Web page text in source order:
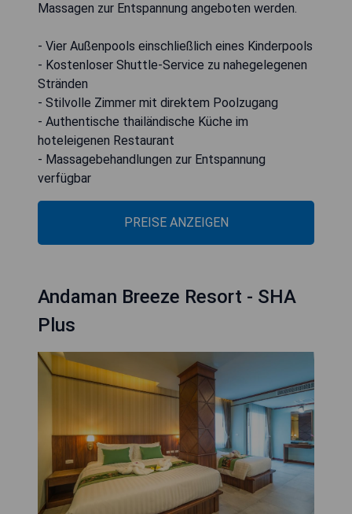
Massagen zur Entspannung angeboten werden.
- Vier Außenpools einschließlich eines Kinderpools
- Kostenloser Shuttle-Service zu nahegelegenen
Stränden
- Stilvolle Zimmer mit direktem Poolzugang
- Authentische thailändische Küche im
hoteleigenen Restaurant
- Massagebehandlungen zur Entspannung
verfügbar
PREISE ANZEIGEN
Andaman Breeze Resort - SHA
Plus